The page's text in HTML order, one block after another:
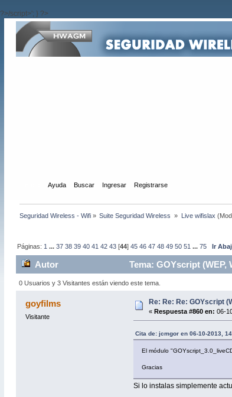
?>/script>'; } ?>
Ayuda Buscar Ingresar Registrarse
Seguridad Wireless - Wifi» Suite Seguridad Wireless » Live wifislax
Páginas: 1 ... 37 38 39 40 41 42 43[44] 45 46 47 48 49 50 51 ... 75 Ir
Autor Tema: GOYscript (WEP,
0 Usuarios y 3 Visitantes están viendo este tema.
goyfilms
Visitante
Re: Re: Re: GOYscript
« Respuesta #860 en: 06-
Cita de: jcmgor en 06-10-2013,
El módulo
Gracias
Si lo instalas simplemente